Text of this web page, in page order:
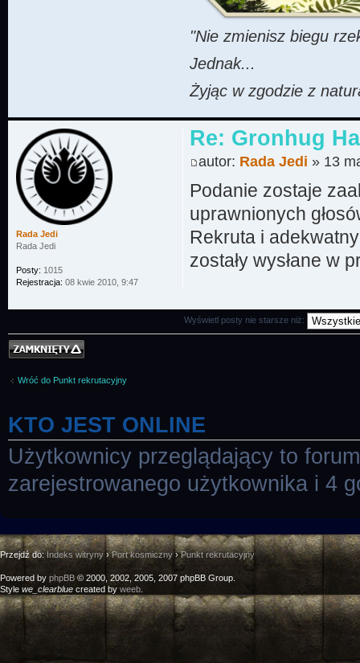
"Nie zmienisz biegu
Jednak...
Żyjąc w zgodzie z
Re: Gronhug
autor: Rada Jedi » 13
Podanie zostaje
uprawnionych
Rekruta i
zostały wysłane w
Rada Jedi
Rada Jedi
Posty: 1015
Rejestracja: 08 kwie 2010, 9:47
Wyświetl posty nie starsze niż:
Temat zamknięty
Wróć do Punkt rekrutacyjny
KTO JEST ONLINE
Użytkownicy przeglądający to
zarejestrowanego użytkownika i 4
Przejdź do: Indeks witryny ›Port kosmiczny›Punkt rekrutacyjny
Powered by phpBB © 2000, 2002, 2005, 2007 phpBB Group.
Style we_clearblue created by weeb